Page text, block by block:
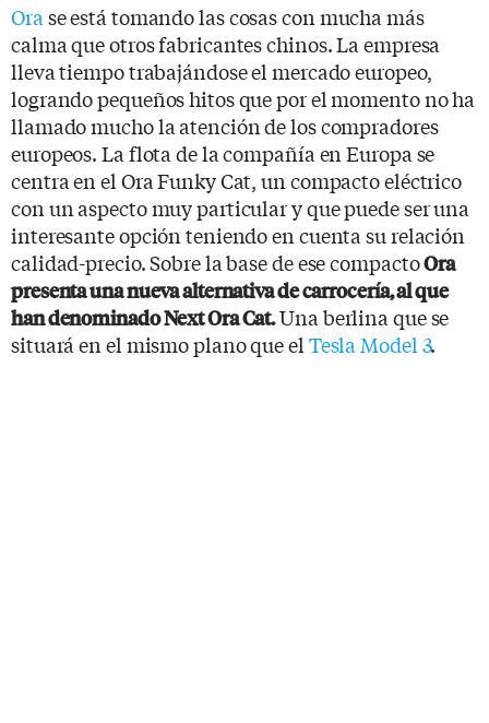
Ora se está tomando las cosas con mucha más
calma que otros fabricantes chinos. La empresa
lleva tiempo trabajándose el mercado europeo,
logrando pequeños hitos que por el momento no ha
llamado mucho la atención de los compradores
europeos. La flota de la compañía en Europa se
centra en el Ora Funky Cat, un compacto eléctrico
con un aspecto muy particular y que puede ser una
interesante opción teniendo en cuenta su relación
calidad-precio. Sobre la base de ese compactoOra
presenta una nueva alternativa de carrocería, al que
han denominado Next Ora Cat.Una berlina que se
situará en el mismo plano que el Tesla Model 3.